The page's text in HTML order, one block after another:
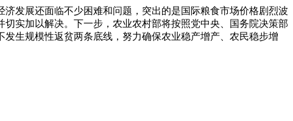
发展还面临不少困难和问题，突出的是国际粮食市场价格剧烈波
实加以解决。下一步，农业农村部将按照党中央、国务院决策部
生规模性返贫两条底线，努力确保农业稳产增产、农民稳步增